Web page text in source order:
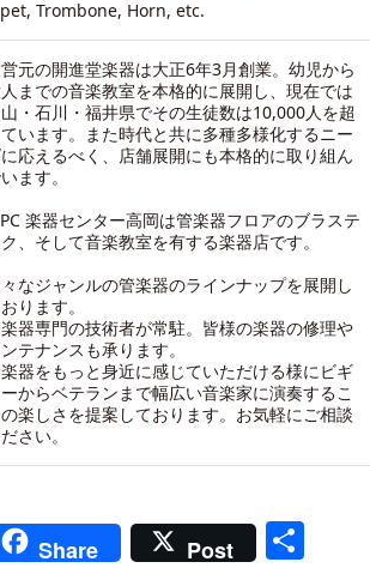
Trombone, Horn, etc.
元の開進堂楽器は大正6年3月創業。幼児から
までの音楽教室を本格的に展開し、現在では
・石川・福井県でその生徒数は10,000人を超
います。また時代と共に多種多様化するニー
応えるべく、店舗展開にも本格的に取り組ん
ます。
楽器センター高岡は管楽器フロアのブラステ
、そして音楽教室を有する楽器店です。
なジャンルの管楽器のラインナップを展開し
ります。
器専門の技術者が常駐。皆様の楽器の修理や
テナンスも承ります。
器をもっと身近に感じていただける様にビギ
からベテランまで幅広い音楽家に演奏するこ
楽しさを提案しております。お気軽にご相談
さい。
Share Post